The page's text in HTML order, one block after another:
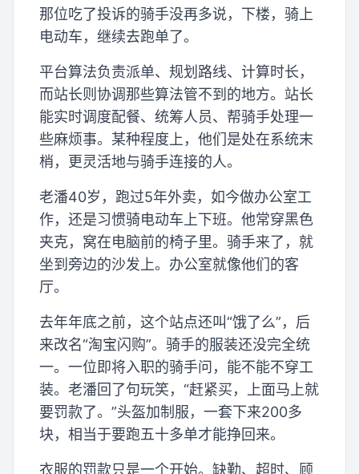
那位吃了投诉的骑手没再多说，下楼，骑上
电动车，继续去跑单了。
平台算法负责派单、规划路线、计算时长，
而站长则协调那些算法管不到的地方。站长
能实时调度配餐、统筹人员、帮骑手处理一
些麻烦事。某种程度上，他们是处在系统末
梢，更灵活地与骑手连接的人。
老潘40岁，跑过5年外卖，如今做办公室工
作，还是习惯骑电动车上下班。他常穿黑色
夹克，窝在电脑前的椅子里。骑手来了，就
坐到旁边的沙发上。办公室就像他们的客
厅。
去年年底之前，这个站点还叫“饿了么”，后
来改名“淘宝闪购”。骑手的服装还没完全统
一。一位即将入职的骑手问，能不能不穿工
装。老潘回了句玩笑，“赶紧买，上面马上就
要罚款了。”头盔加制服，一套下来200多
块，相当于要跑五十多单才能挣回来。
衣服的罚款只是一个开始。缺勤、超时、顾